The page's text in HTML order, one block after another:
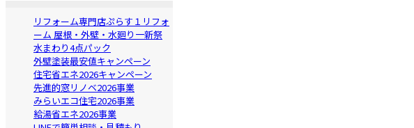
リフォーム専門店ぷらす１リフォ
ーム 屋根・外壁・水廻り一新祭
水まわり4点パック
外壁塗装最安値キャンペーン
住宅省エネ2026キャンペーン
先進的窓リノベ2026事業
みらいエコ住宅2026事業
給湯省エネ2026事業